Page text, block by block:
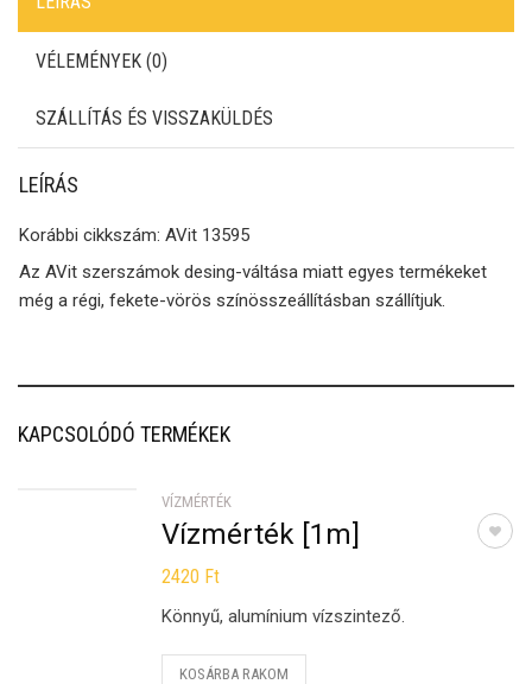
VÉLEMÉNYEK (0)
SZÁLLÍTÁS ÉS VISSZAKÜLDÉS
LEÍRÁS
Korábbi cikkszám: AVit 13595
Az AVit szerszámok desing-váltása miatt egyes termékeket
még a régi, fekete-vörös színösszeállításban szállítjuk.
KAPCSOLÓDÓ TERMÉKEK
VÍZMÉRTÉK
Vízmérték [1m]
2420 Ft
Könnyű, alumínium vízszintező.
KOSÁRBA RAKOM